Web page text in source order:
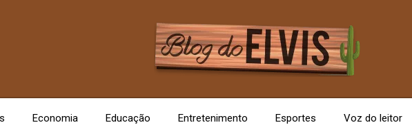
Economia Educação Entretenimento Esportes Voz do leitor